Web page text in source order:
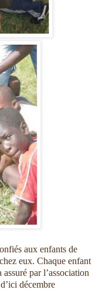
aux enfants de
eux. Chaque enfant
par l’association
décembre